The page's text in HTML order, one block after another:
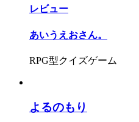
レビュー
あいうえおさん。
RPG型クイズゲーム
よるのもり